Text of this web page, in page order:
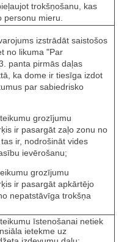
trokšņošanu, kas
mieru.
izstrādāt saistošos
no likuma "Par
panta pirmās daļas
ka dome ir tiesīga izdot
par sabiedrisko
grozījumu
ir pasargāt zaļo zonu no
ir, nodrošināt vides
ievērošanu;
grozījumu
ir pasargāt apkārtējo
nepatstāvīga trokšņa
īstenošanai netiek
ietekme uz